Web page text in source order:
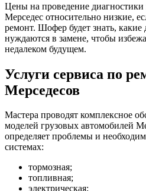
Цены на проведение
Мерседес относительно низкие,
ремонт. Шофер будет знать,
нуждаются в замене, чтобы
недалеком будущем.
Услуги сервиса по
Мерседесов
Мастера проводят комплексное
моделей грузовых автомобилей
определяет проблемы и
системах:
тормозная;
топливная;
электрическая;